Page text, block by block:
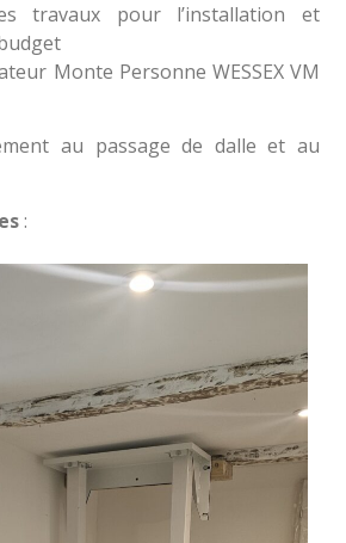
travaux pour l’installation et
Monte Personne WESSEX VM
au passage de dalle et au
: